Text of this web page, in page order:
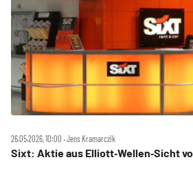
26.05.2026, 10:00 ‧ Jens Kramarczik
Sixt: Aktie aus Elliott‑Wellen‑Sicht